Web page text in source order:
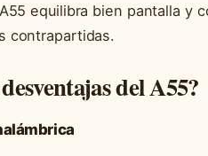
equilibra bien pantalla y
contrapartidas.
del A55?